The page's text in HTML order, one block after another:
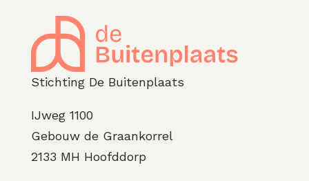
Stichting De Buitenplaats
IJweg 1100
Gebouw de Graankorrel
2133 MH Hoofddorp